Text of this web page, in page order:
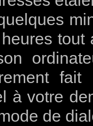
à votre
de